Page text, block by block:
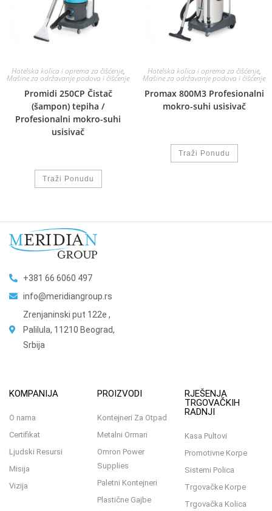
Hotelska kolica i oprema za čišćenje,
Mašine za održavanje podova i čišćenje
Promidi 250CP Čistač
(šampon) tepiha /
Profesionalni mokro-suhi
usisivač
Traži Ponudu
Hotelska kolica i oprema za čišćenje,
Mašine za održavanje podova i čišćenje
Promax 800M3 Profesionalni
mokro-suhi usisivač
Traži Ponudu
+381 66 6060 497
info@meridiangroup.rs
Zrenjaninski put 122e ,
Palilula, 11210 Beograd,
Srbija
KOMPANIJA
O nama
Certifikat
Ljudski Resursi
Misija
Vizija
PROIZVODI
Kontejneri Za Otpad
Metalni Ormari
Omron Power
Supplies
Paletni Kontejneri
Plastične Gajbe
RJEŠENJA
TRGOVAČKIH
RADNJI
Kasa Pultovi
Promotivne Korpe
Sistemi Polica
Trgovačke Korpe
Trgovačka Kolica